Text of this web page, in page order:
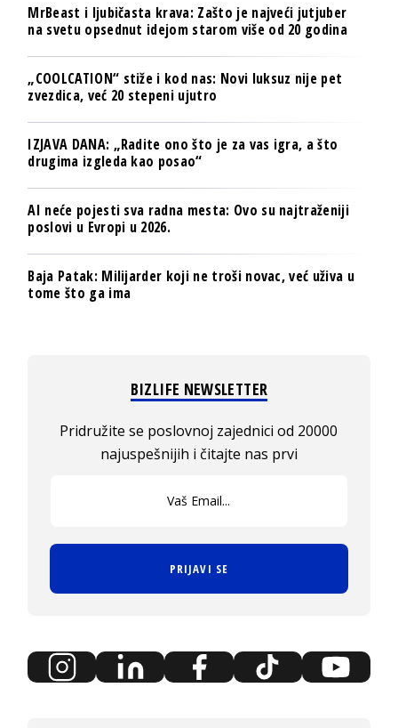
MrBeast i ljubičasta krava: Zašto je najveći jutjuber
na svetu opsednut idejom starom više od 20 godina
„COOLCATION“ stiže i kod nas: Novi luksuz nije pet
zvezdica, već 20 stepeni ujutro
IZJAVA DANA: „Radite ono što je za vas igra, a što
drugima izgleda kao posao“
AI neće pojesti sva radna mesta: Ovo su najtraženiji
poslovi u Evropi u 2026.
Baja Patak: Milijarder koji ne troši novac, već uživa u
tome što ga ima
BIZLIFE NEWSLETTER
Pridružite se poslovnoj zajednici od 20000
najuspešnijih i čitajte nas prvi
PRIJAVI SE